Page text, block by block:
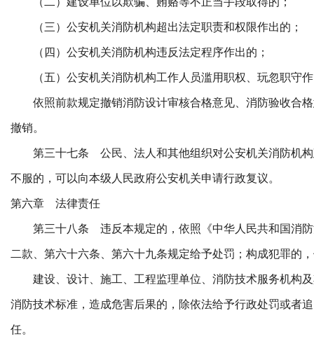
（三）公安机关消防机构超出法定职责和权限作出的；
（四）公安机关消防机构违反法定程序作出的；
（五）公安机关消防机构工作人员滥用职权、玩忽职守
依照前款规定撤销消防设计审核合格意见、消防验收合格
撤销。
第三十七条 公民、法人和其他组织对公安机关消防机构
不服的，可以向本级人民政府公安机关申请行政复议。
第六章 法律责任
第三十八条 违反本规定的，依照《中华人民共和国消防
二款、第六十六条、第六十九条规定给予处罚；构成犯罪的
建设、设计、施工、工程监理单位、消防技术服务机构及
消防技术标准，造成危害后果的，除依法给予行政处罚或者
任。